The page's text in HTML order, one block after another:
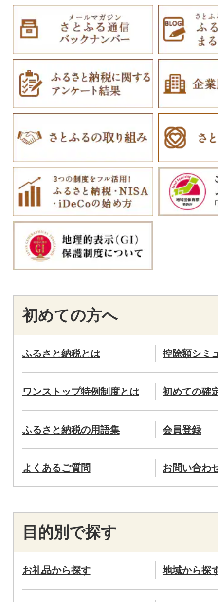
初めての方へ
ふるさと納税とは 控除額シミ
ワンストップ特例制度とは 初めての確
ふるさと納税の用語集 会員登録
よくあるご質問 お問い合わ
目的別で探す
お礼品から探す 地域から探